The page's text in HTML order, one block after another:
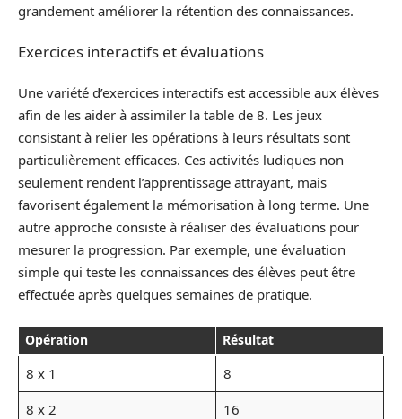
grandement améliorer la rétention des connaissances.
Exercices interactifs et évaluations
Une variété d’exercices interactifs est accessible aux élèves
afin de les aider à assimiler la table de 8. Les jeux
consistant à relier les opérations à leurs résultats sont
particulièrement efficaces. Ces activités ludiques non
seulement rendent l’apprentissage attrayant, mais
favorisent également la mémorisation à long terme. Une
autre approche consiste à réaliser des évaluations pour
mesurer la progression. Par exemple, une évaluation
simple qui teste les connaissances des élèves peut être
effectuée après quelques semaines de pratique.
Opération Résultat
8 x 1
8
8 x 2
16